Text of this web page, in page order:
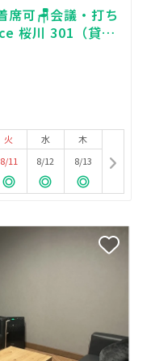
席可🪑会議・打ち
桜川 301（貸し
火
8/11
水
8/12
木
8/13